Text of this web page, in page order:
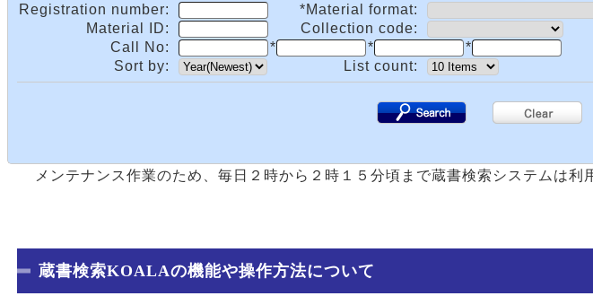
Registration number:
*Material format:
Material ID:
Collection code:
Call No:
* *
*
Sort by:
List count:
メンテナンス作業のため、毎日２時から２時１５分頃まで蔵書検索システムは利
蔵書検索KOALAの機能や操作方法について